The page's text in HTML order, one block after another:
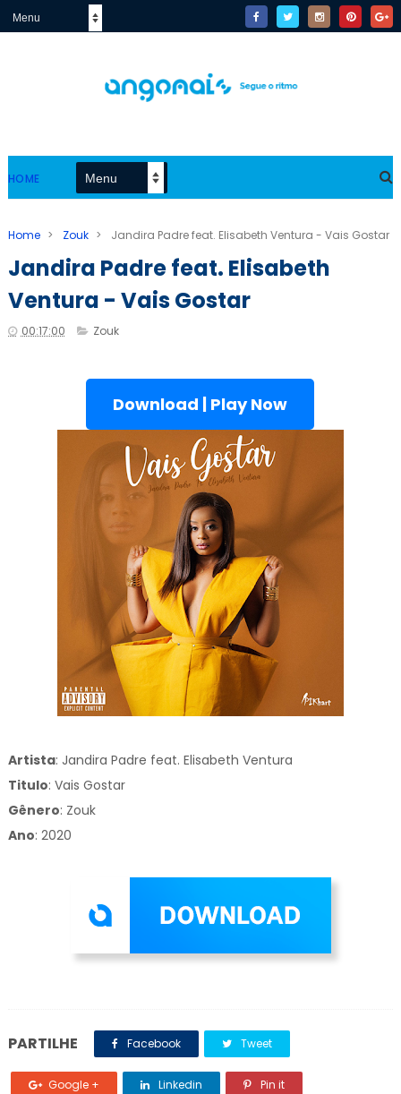
HOME
Home > Zouk > Jandira Padre feat. Elisabeth Ventura - Vais Gostar
Jandira Padre feat. Elisabeth
Ventura - Vais Gostar
00:17:00 Zouk
Download | Play Now
Artista: Jandira Padre feat. Elisabeth Ventura
Titulo: Vais Gostar
Gênero: Zouk
Ano: 2020
PARTILHE Facebook Tweet
Google + Linkedin Pin it